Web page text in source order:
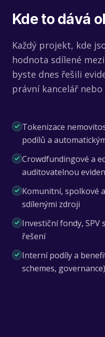
Kde to dává
Každý projekt, kde
hodnota sdílené
byste dnes řešili
právní kancelář
Tokenizace
podílů a
Crowdfundingové a
auditovatelnou
Komunitní, spolkové
sdílenými zdroji
Investiční fondy,
řešení
Interní podíly a
schemes, governance)